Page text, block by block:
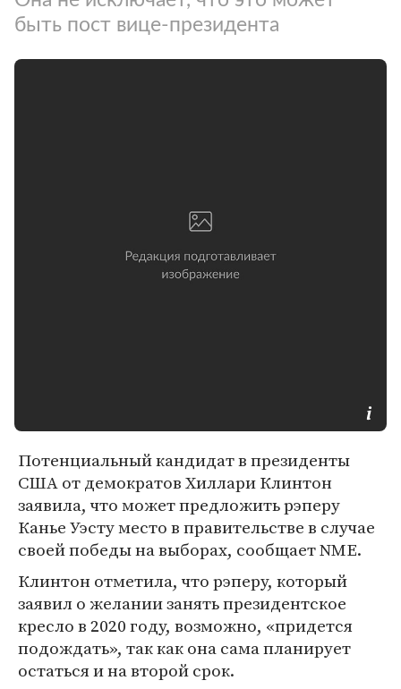
быть пост вице-президента
Потенциальный кандидат в президенты
США от демократов Хиллари Клинтон
заявила, что может предложить рэперу
Канье Уэсту место в правительстве в случае
своей победы на выборах, сообщает NME.
Клинтон отметила, что рэперу, который
заявил о желании занять президентское
кресло в 2020 году, возможно, «придется
подождать», так как она сама планирует
остаться и на второй срок.